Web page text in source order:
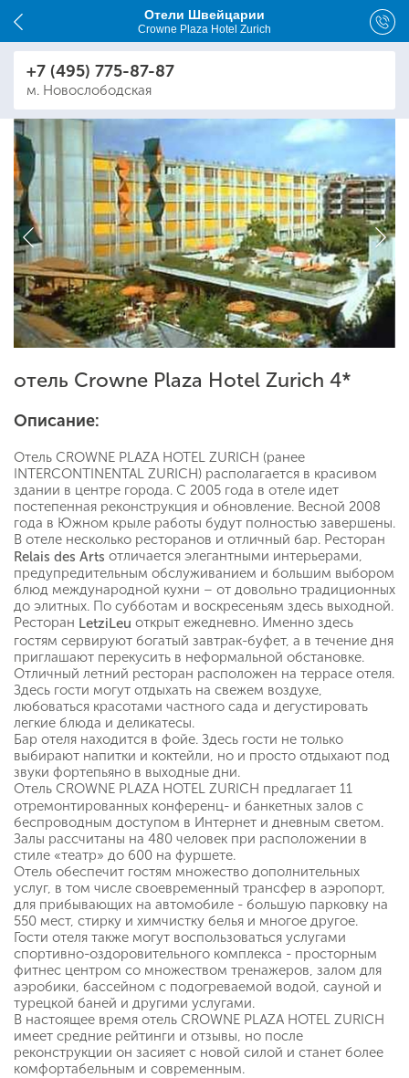
Отели Швейцарии
Crowne Plaza Hotel Zurich
+7 (495) 775-87-87
м. Новослободская
отель Crowne Plaza Hotel Zurich 4*
Описание:
Отель CROWNE PLAZA HOTEL ZURICH (ранее
INTERCONTINENTAL ZURICH) располагается в красивом
здании в центре города. С 2005 года в отеле идет
постепенная реконструкция и обновление. Весной 2008
года в Южном крыле работы будут полностью завершены.
В отеле несколько ресторанов и отличный бар. Ресторан
Relais des Arts отличается элегантными интерьерами,
предупредительным обслуживанием и большим выбором
блюд международной кухни – от довольно традиционных
до элитных. По субботам и воскресеньям здесь выходной.
Ресторан LetziLeu открыт ежедневно. Именно здесь
гостям сервируют богатый завтрак-буфет, а в течение дня
приглашают перекусить в неформальной обстановке.
Отличный летний ресторан расположен на террасе отеля.
Здесь гости могут отдыхать на свежем воздухе,
любоваться красотами частного сада и дегустировать
легкие блюда и деликатесы.
Бар отеля находится в фойе. Здесь гости не только
выбирают напитки и коктейли, но и просто отдыхают под
звуки фортепьяно в выходные дни.
Отель CROWNE PLAZA HOTEL ZURICH предлагает 11
отремонтированных конференц- и банкетных залов с
беспроводным доступом в Интернет и дневным светом.
Залы рассчитаны на 480 человек при расположении в
стиле «театр» до 600 на фуршете.
Отель обеспечит гостям множество дополнительных
услуг, в том числе своевременный трансфер в аэропорт,
для прибывающих на автомобиле - большую парковку на
550 мест, стирку и химчистку белья и многое другое.
Гости отеля также могут воспользоваться услугами
спортивно-оздоровительного комплекса - просторным
фитнес центром со множеством тренажеров, залом для
аэробики, бассейном с подогреваемой водой, сауной и
турецкой баней и другими услугами.
В настоящее время отель CROWNE PLAZA HOTEL ZURICH
имеет средние рейтинги и отзывы, но после
реконструкции он засияет с новой силой и станет более
комфортабельным и современным.